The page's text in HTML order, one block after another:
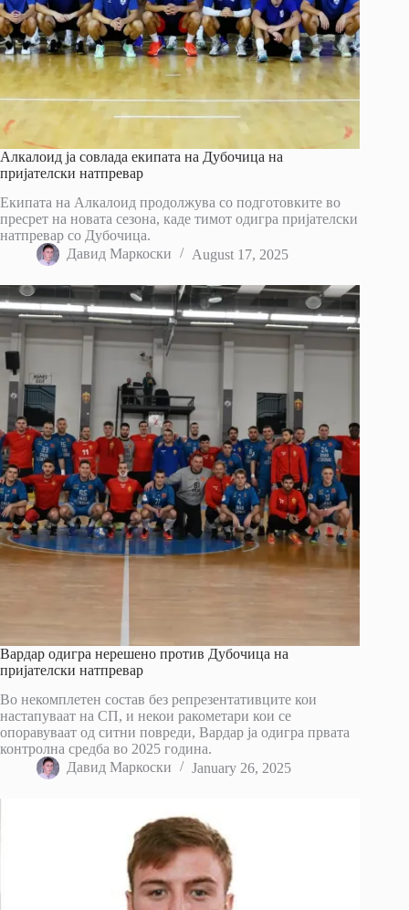
Алкалоид ја совлада екипата на Дубочица на
пријателски натпревар
Екипата на Алкалоид продолжува со подготовките во
пресрет на новата сезона, каде тимот одигра пријателски
натпревар со Дубочица.
Давид Маркоски
August 17, 2025
Вардар одигра нерешено против Дубочица на
пријателски натпревар
Во некомплетен состав без репрезентативците кои
настапуваат на СП, и некои ракометари кои се
опоравуваат од ситни повреди, Вардар ја одигра првата
контролна средба во 2025 година.
Давид Маркоски
January 26, 2025